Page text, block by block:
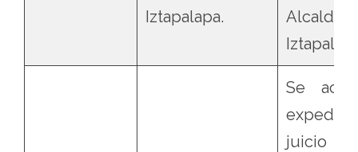
Iztapalapa.
Alcaldía
Se
juicio